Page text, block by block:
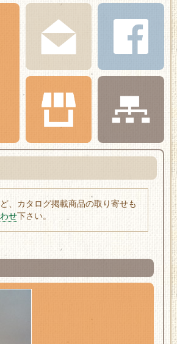
、カタログ掲載商品の取り寄せも
せ下さい。